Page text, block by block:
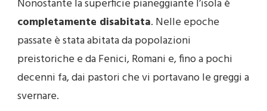
Nonostante la superficie pianeggiante l’isola è
completamente disabitata. Nelle epoche
passate è stata abitata da popolazioni
preistoriche e da Fenici, Romani e, fino a pochi
decenni fa, dai pastori che vi portavano le greggi a
svernare.